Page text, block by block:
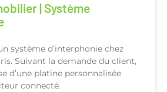
| Système
système d’interphonie chez
Suivant la demande du client,
d’une platine personnalisée
connecté.